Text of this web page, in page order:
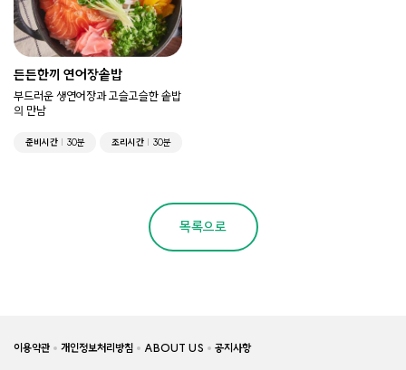
든든한끼 연어장솥밥
부드러운 생연어장과 고슬고슬한 솥밥
의 만남
준비시간 30분 조리시간 30분
목록으로
이용약관 개인정보처리방침 ABOUT US 공지사항